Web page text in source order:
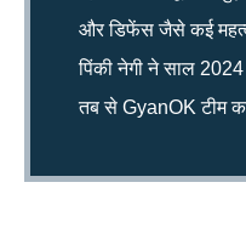
और डिफेंस जैसे कई
पिंकी नेगी ने साल
तब से GyanOK टीम